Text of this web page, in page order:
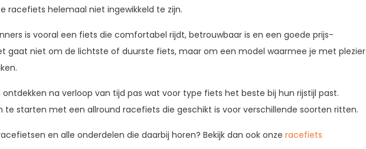
racefiets helemaal niet ingewikkeld te zijn.
is vooral een fiets die comfortabel rijdt, betrouwbaar is en een goede prijs-
gaat niet om de lichtste of duurste fiets, maar om een model waarmee je met plezier
na verloop van tijd pas wat voor type fiets het beste bij hun rijstijl past.
te starten met een allround racefiets die geschikt is voor verschillende soorten ritten.
en alle onderdelen die daarbij horen? Bekijk dan ook onzeracefiets